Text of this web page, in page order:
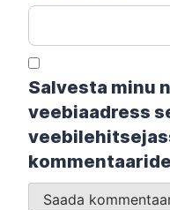
Salvesta minu
veebiaadress